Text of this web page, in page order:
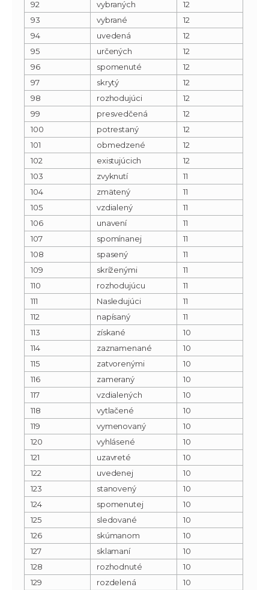
92 vybraných
12
93
vybrané
12
94
uvedená
12
95
určených
12
96
spomenuté
12
97
skrytý
12
98
rozhodujúci
12
99
presvedčená
12
100
potrestaný
12
101
obmedzené
12
102
existujúcich
12
103
zvyknutí
11
104
zmätený
11
105
vzdialený
11
106
unavení
11
107
spomínanej
11
108
spasený
11
109
skríženými
11
110
rozhodujúcu
11
111
Nasledujúci
11
112
napísaný
11
113
získané
10
114
zaznamenané
10
115
zatvorenými
10
116
zameraný
10
117
vzdialených
10
118
vytlačené
10
119
vymenovaný
10
120
vyhlásené
10
121
uzavreté
10
122
uvedenej
10
123
stanovený
10
124
spomenutej
10
125
sledované
10
126
skúmanom
10
127
sklamaní
10
128
rozhodnuté
10
129
rozdelená
10